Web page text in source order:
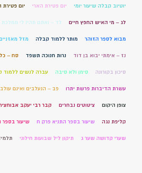
יוטיוב קבלה שיעור יומי יום פטירת הארי יום
לג – מי האיש החפץ חיים לד – ואתם תהיו לי ממלכת
מבוא לספר הזוהר מותר ללמוד קבלה מזל
נז – אימתי יבוא בן דוד נרות חנוכה תשפד סח –
סיכון בקורונה סימן ולא סיבה עברה לנשים ללמוד
עשרת הדיברות פרשת יתרו פב – הנעלבים ואינם
צופן היקום ציטוטים נבחרים קבר רבי יעקב
קליפת נגה שיעור בספר התניא פרק ח שיעור בספר
שערי קדושה שער ג תיקון ליל שבועות חילוני